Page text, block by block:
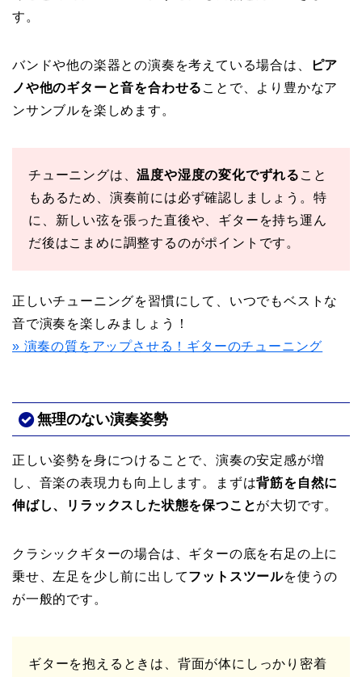
す。
バンドや他の楽器との演奏を考えている場合は、
ピア
ノや他のギターと音を合わせる ことで、より豊かなア
ンサンブルを楽しめます。
チューニングは、温度や湿度の変化でずれる こと
もあるため、演奏前には必ず確認しましょう。特
に、新しい弦を張った直後や、ギターを持ち運ん
だ後はこまめに調整するのがポイントです。
正しいチューニングを習慣にして、いつでもベストな
音で演奏を楽しみましょう！
» 演奏の質をアップさせる！ギターのチューニング
無理のない演奏姿勢
正しい姿勢を身につけることで、演奏の安定感が増
し、音楽の表現力も向上します。まずは背筋を自然に
伸ばし、リラックスした状態を保つことが大切です。
クラシックギターの場合は、ギターの底を右足の上に
乗せ、左足を少し前に出してフットスツールを使うの
が一般的です。
ギターを抱えるときは、背面が体にしっかり密着